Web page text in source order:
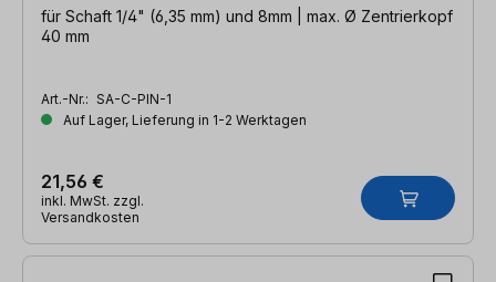
für Schaft 1/4" (6,35 mm) und 8mm | max. Ø Zentrierkopf
40 mm
Art.-Nr.: SA-C-PIN-1
Auf Lager, Lieferung in 1-2 Werktagen
21,56 €
inkl. MwSt. zzgl.
Versandkosten